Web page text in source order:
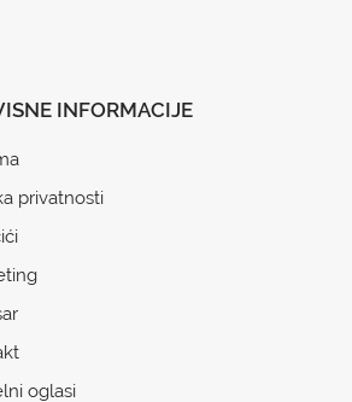
INFORMACIJE
privatnosti
oglasi